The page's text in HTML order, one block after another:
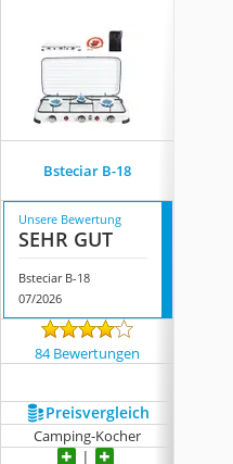
Bsteciar B-18
Unsere Bewertung
SEHR GUT
Bsteciar B-18
07/2026
84 Bewertungen
Preis­vergleich
Camping-Kocher